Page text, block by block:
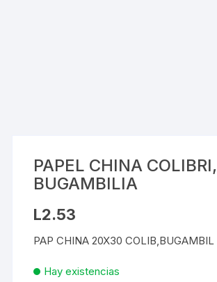
PAPEL CHINA COLIBRI,
BUGAMBILIA
L2.53
PAP CHINA 20X30 COLIB,BUGAMBIL
Hay existencias